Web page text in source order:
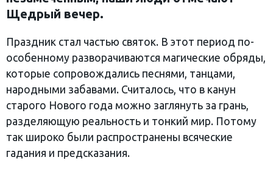
Щедрый вечер.
Праздник стал частью святок. В этот период по-
особенному разворачиваются магические обряды,
которые сопровождались песнями, танцами,
народными забавами. Считалось, что в канун
старого Нового года можно заглянуть за грань,
разделяющую реальность и тонкий мир. Потому
так широко были распространены всяческие
гадания и предсказания.